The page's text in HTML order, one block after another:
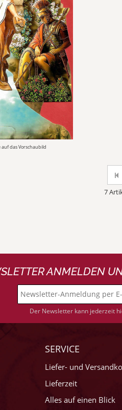
das Vorschaubild
7
ANMELDEN
Der Newsletter kann jederzeit
SERVICE
Liefer- und
Lieferzeit
Alles auf einen Blick